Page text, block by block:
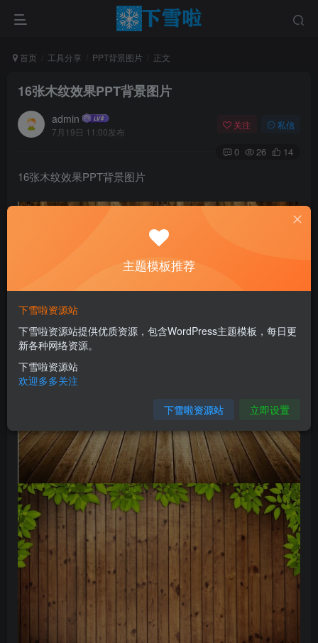
首页 工具分享 PPT背景图片 正文
16张木纹效果PPT背景图片
admin
7月19日 11:00发布
关注 私信
0 26 14
16张木纹效果PPT背景图片
主题模板推荐
下雪啦资源站
下雪啦资源站提供优质资源，包含WordPress主题模板，每日更
新各种网络资源。
下雪啦资源站
欢迎多多关注
下雪啦资源站 立即设置